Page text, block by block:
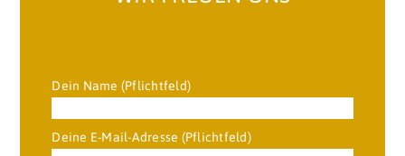
Dein Name (Pflichtfeld)
Deine E-Mail-Adresse (Pflichtfeld)